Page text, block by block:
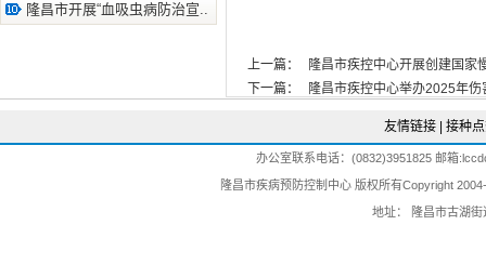
隆昌市开展“血吸虫病防治宣.. 2026-4-21
上一篇：
隆昌市疾控中心开展创建国家
下一篇：
隆昌市疾控中心举办2025年
友情链接 接种
办公室联系电话：(0832)3951825 邮箱
隆昌市疾病预防控制中心 版权所有Copyright
地址： 隆昌市古湖